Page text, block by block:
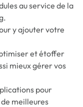
au service de la
y ajouter votre
et étoffer
mieux gérer vos
pour
meilleures